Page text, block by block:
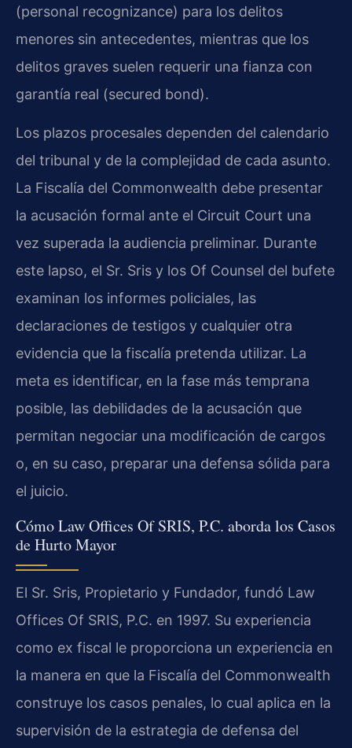
(personal recognizance) para los delitos
menores sin antecedentes, mientras que los
delitos graves suelen requerir una fianza con
garantía real (secured bond).
Los plazos procesales dependen del calendario
del tribunal y de la complejidad de cada asunto.
La Fiscalía del Commonwealth debe presentar
la acusación formal ante el Circuit Court una
vez superada la audiencia preliminar. Durante
este lapso, el Sr. Sris y los Of Counsel del bufete
examinan los informes policiales, las
declaraciones de testigos y cualquier otra
evidencia que la fiscalía pretenda utilizar. La
meta es identificar, en la fase más temprana
posible, las debilidades de la acusación que
permitan negociar una modificación de cargos
o, en su caso, preparar una defensa sólida para
el juicio.
Cómo Law Offices Of SRIS, P.C. aborda los Casos
de Hurto Mayor
El Sr. Sris, Propietario y Fundador, fundó Law
Offices Of SRIS, P.C. en 1997. Su experiencia
como ex fiscal le proporciona un experiencia en
la manera en que la Fiscalía del Commonwealth
construye los casos penales, lo cual aplica en la
supervisión de la estrategia de defensa del